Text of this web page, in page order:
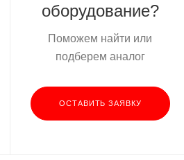
оборудование?
Поможем найти или
подберем аналог
ОСТАВИТЬ ЗАЯВКУ